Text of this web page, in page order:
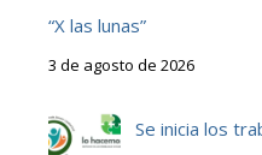
“X las lunas”
3 de agosto de 2026
Se inicia los